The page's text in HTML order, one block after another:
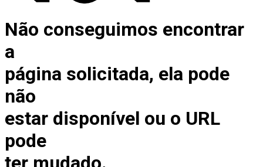
Não conseguimos encontrar
a
página solicitada, ela pode
não
estar disponível ou o URL
pode